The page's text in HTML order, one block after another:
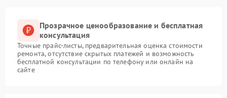
Прозрачное ценообразование и бесплатная
консультация
Точные прайс-листы, предварительная оценка стоимости
ремонта, отсутствие скрытых платежей и возможность
бесплатной консультации по телефону или онлайн на
сайте